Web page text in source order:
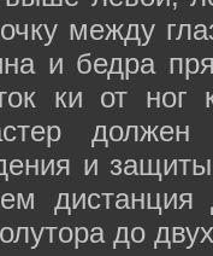
между
и бедра
ки от
должен
и
до